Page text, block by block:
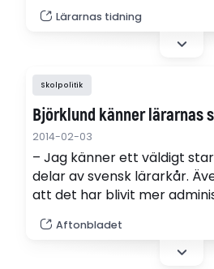
Lärarnas tidning
Skolpolitik
Björklund känner lärarnas
2014-02-03
– Jag känner ett väldigt
delar av svensk lärarkår.
att det har blivit mer
säger Jan Björklund i SVT-
"Nyfiken på partiledaren".
Aftonbladet